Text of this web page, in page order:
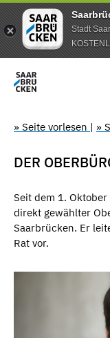
Stadt
» Seite vorlesen | »
DER
Seit dem 1.
direkt gewählter
Saarbrücken. Er
Rat vor.